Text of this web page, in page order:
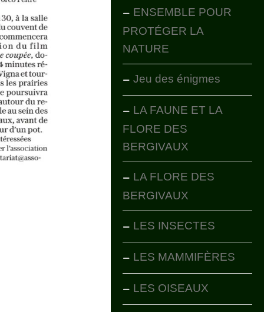
ENSEMBLE POUR
PROTÉGER LA
NATURE
Jeu des énigmes
LA FAUNE ET LA
FLORE DES
BERGIVAUX
LA FLORE DES
BERGIVAUX
LES INSECTES
LES MAMMIFÈRES
LES OISEAUX